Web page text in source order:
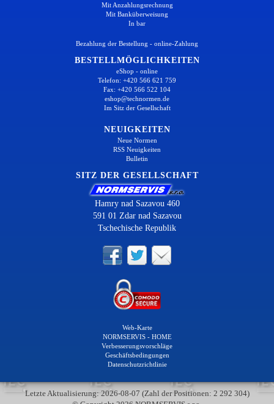
Mit Anzahlungsrechnung
Mit Banküberweisung
In bar
Bezahlung der Bestellung - online-Zahlung
BESTELLMÖGLICHKEITEN
eShop - online
Telefon: +420 566 621 759
Fax: +420 566 522 104
eshop@technormen.de
Im Sitz der Gesellschaft
NEUIGKEITEN
Neue Normen
RSS Neuigkeiten
Bulletin
SITZ DER GESELLSCHAFT
Hamry nad Sazavou 460
591 01 Zdar nad Sazavou
Tschechische Republik
Web-Karte
NORMSERVIS - HOME
Verbesserungsvorschläge
Geschäftsbedingungen
Datenschutzrichtlinie
Letzte Aktualisierung: 2026-08-07 (Zahl der Positionen: 2 292 304)